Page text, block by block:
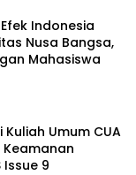
Indonesia
Nusa Bangsa,
Mahasiswa
Umum CUA
Keamanan
Issue 9